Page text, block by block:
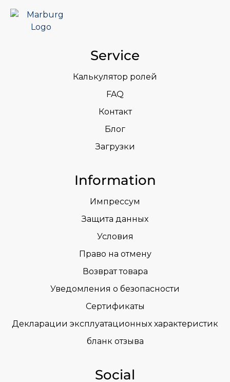
Service
Калькулятор ролей
FAQ
Контакт
Блог
Загрузки
Information
Импрессум
Защита данных
Условия
Право на отмену
Возврат товара
Уведомления о безопасности
Сертификаты
Декларации эксплуатационных характеристик
бланк отзыва
Social